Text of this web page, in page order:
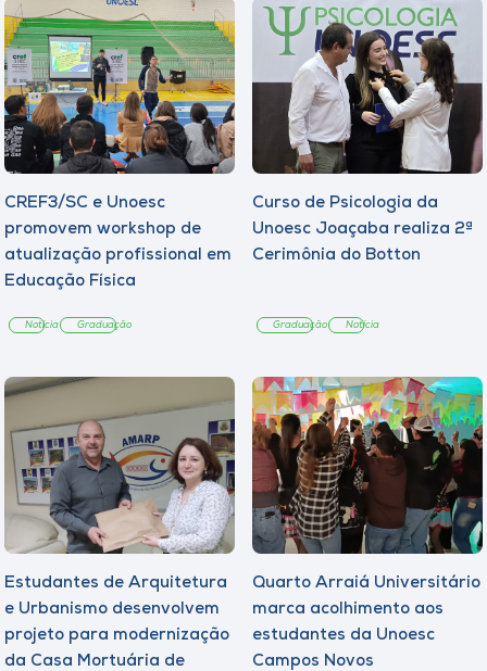
CREF3/SC e Unoesc
promovem workshop de
atualização profissional em
Educação Física
Notícia Graduação
Curso de Psicologia da
Unoesc Joaçaba realiza 2ª
Cerimônia do Botton
Graduação Notícia
Estudantes de Arquitetura
e Urbanismo desenvolvem
projeto para modernização
da Casa Mortuária de
Quarto Arraiá Universitário
marca acolhimento aos
estudantes da Unoesc
Campos Novos